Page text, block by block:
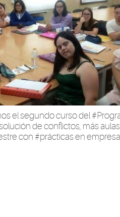
el segundo curso del
de conflictos, más
con #prácticas en